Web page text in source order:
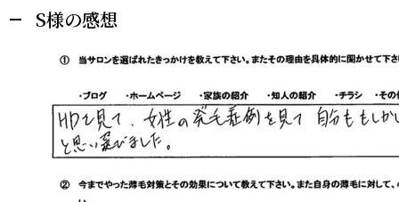
S様の感想